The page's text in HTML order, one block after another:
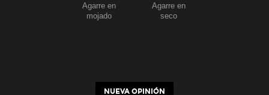
Agarre en
seco
Agarre en
mojado
NUEVA OPINIÓN